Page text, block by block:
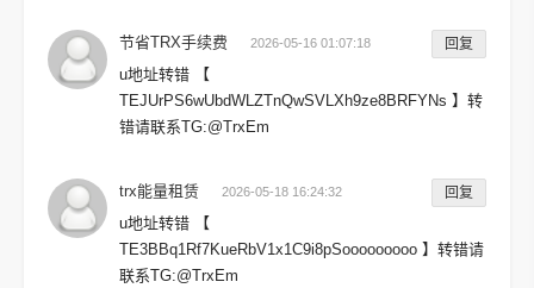
节省TRX手续费 2026-05-16 01:07:18 回复
u地址转错 【
TEJUrPS6wUbdWLZTnQwSVLXh9ze8BRFYNs 】转
错请联系TG:@TrxEm
trx能量租赁 2026-05-18 16:24:32 回复
u地址转错 【
TE3BBq1Rf7KueRbV1x1C9i8pSooooooooo 】转错请
联系TG:@TrxEm